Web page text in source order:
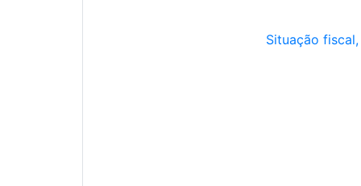
Situação